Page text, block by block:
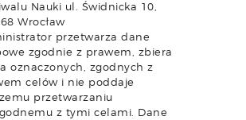
Nauki ul. Świdnicka 10,
Wrocław
przetwarza dane
zgodnie z prawem, zbiera
oznaczonych, zgodnych z
celów i nie poddaje
przetwarzaniu
z tymi celami. Dane